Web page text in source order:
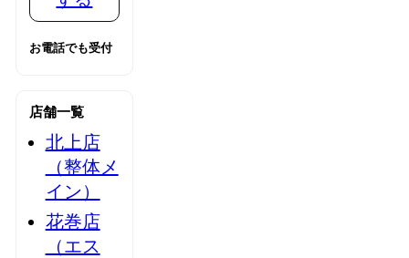
お電話でも受付
店舗一覧
北上店
（整体メ
イン）
花巻店
（エス